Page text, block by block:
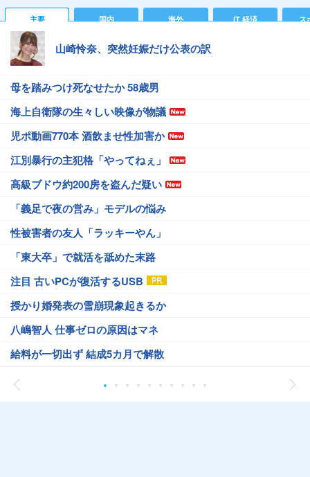
主要 国内 海外 IT 経済 ス
山崎怜奈、突然妊娠だけ公表の訳
母を踏みつけ死なせたか 58歳男
海上自衛隊の生々しい映像が物議
児ポ動画770本 酒飲ませ性加害か
江別暴行の主犯格「やってねぇ」
高級ブドウ約200房を盗んだ疑い
「義足で夜の営み」モデルの悩み
性被害者の友人「ラッキーやん」
「東大卒」で就活を舐めた末路
注目 古いPCが復活するUSB
授かり婚発表の雪崩現象起きるか
八嶋智人 仕事ゼロの原因はマネ
給料が一切出ず 結成5カ月で解散